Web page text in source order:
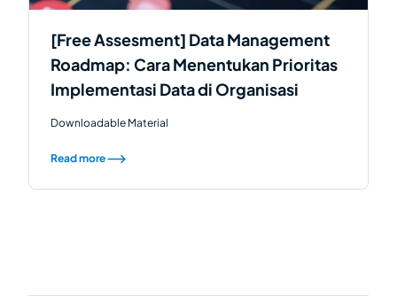
[Free Assesment] Data Management
Roadmap: Cara Menentukan Prioritas
Implementasi Data di Organisasi
Downloadable Material
Read more